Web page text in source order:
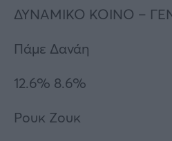
ΔΥΝΑΜΙΚΟ ΚΟΙΝΟ –
Πάμε Δανάη
12.6% 8.6%
Ρουκ Ζουκ